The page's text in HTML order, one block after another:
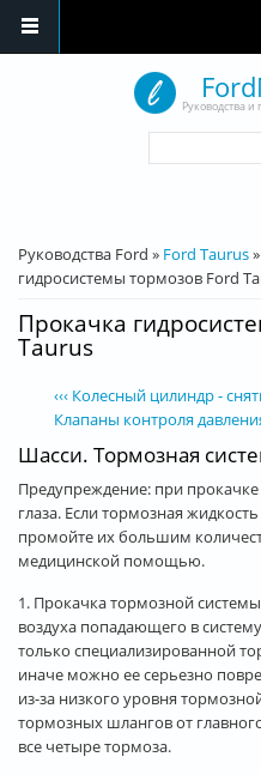
Руководства
Вы здесь
Руководства Ford » Ford Taurus»
гидросистемы тормозов Ford
Прокачка
Taurus
‹‹‹ Колесный цилиндр -
Клапаны контроля
Шасси. Тормозная
Предупреждение: при
глаза. Если тормозная
промойте их большим
медицинской помощью.
1. Прокачка тормозной
воздуха попадающего в
только специализированной
иначе можно ее серьезно
из-за низкого уровня
тормозных шлангов от
все четыре тормоза.